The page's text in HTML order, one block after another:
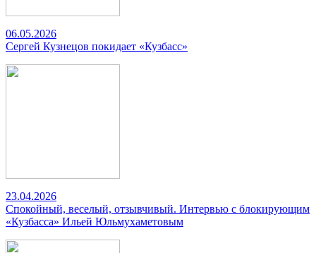
06.05.2026
Сергей Кузнецов покидает «Кузбасс»
23.04.2026
Спокойный, веселый, отзывчивый. Интервью с блокирующим
«Кузбасса» Ильей Юльмухаметовым